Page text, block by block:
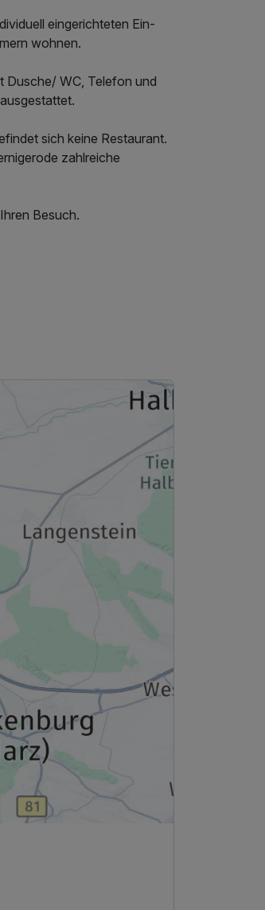
eingerichteten Ein-
wohnen.
Dusche/ WC, Telefon und
sich keine Restaurant.
zahlreiche
Besuch.